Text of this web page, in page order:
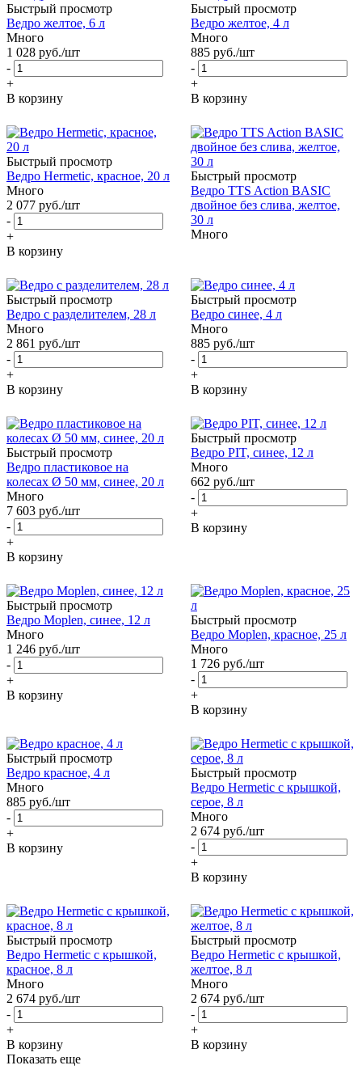
Быстрый просмотр
Ведро желтое, 6 л
Много
1 028 руб./шт
-
+
В корзину
Быстрый просмотр
Ведро желтое, 4 л
Много
885 руб./шт
-
+
В корзину
Быстрый просмотр
Ведро Hermetic, красное, 20 л
Много
2 077 руб./шт
-
+
В корзину
Быстрый просмотр
Ведро TTS Action BASIC
двойное без слива, желтое,
30 л
Много
Быстрый просмотр
Ведро с разделителем, 28 л
Много
2 861 руб./шт
-
+
В корзину
Быстрый просмотр
Ведро синее, 4 л
Много
885 руб./шт
-
+
В корзину
Быстрый просмотр
Ведро пластиковое на
колесах Ø 50 мм, синее, 20 л
Много
7 603 руб./шт
-
+
В корзину
Быстрый просмотр
Ведро PIT, синее, 12 л
Много
662 руб./шт
-
+
В корзину
Быстрый просмотр
Ведро Moplen, синее, 12 л
Много
1 246 руб./шт
-
+
В корзину
Быстрый просмотр
Ведро Moplen, красное, 25 л
Много
1 726 руб./шт
-
+
В корзину
Быстрый просмотр
Ведро красное, 4 л
Много
885 руб./шт
-
+
В корзину
Быстрый просмотр
Ведро Hermetic с крышкой,
серое, 8 л
Много
2 674 руб./шт
-
+
В корзину
Быстрый просмотр
Ведро Hermetic с крышкой,
красное, 8 л
Много
2 674 руб./шт
-
+
В корзину
Быстрый просмотр
Ведро Hermetic с крышкой,
желтое, 8 л
Много
2 674 руб./шт
-
+
В корзину
Показать еще